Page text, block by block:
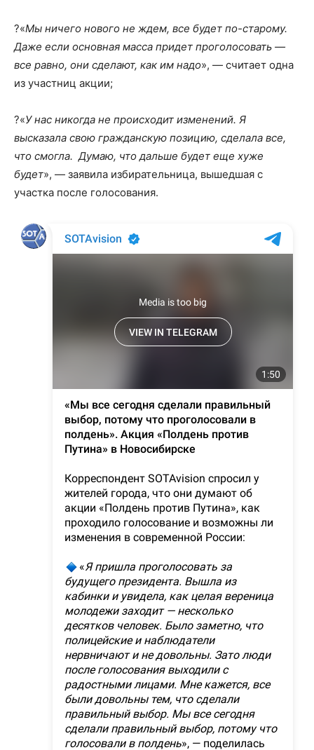
?«Мы ничего нового не ждем, все будет по-старому.
Даже если основная масса придет проголосовать —
все равно, они сделают, как им надо», — считает одна
из участниц акции;
?«У нас никогда не происходит изменений. Я
высказала свою гражданскую позицию, сделала все,
что смогла. Думаю, что дальше будет еще хуже
будет», — заявила избирательница, вышедшая с
участка после голосования.